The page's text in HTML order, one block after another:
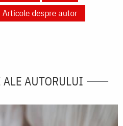
Articole despre autor
AUTORULUI